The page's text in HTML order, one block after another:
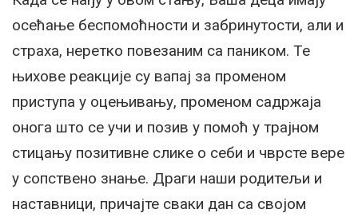
осећање беспомоћности и забринутости, али и
страха, неретко повезаним са паником. Те
њихове реакције су вапај за променом
приступа у оцењивању, променом садржаја
онога што се учи и позив у помоћ у трајном
стицању позитивне слике о себи и чврсте вере
у сопствено знање. Драги наши родитељи и
наставници, причајте сваки дан са својом